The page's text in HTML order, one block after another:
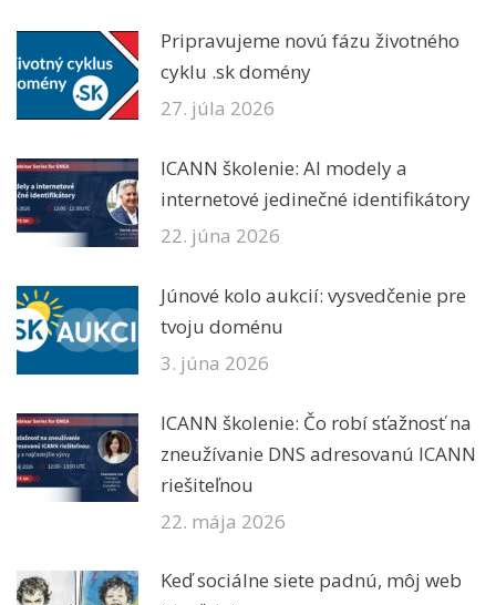
Pripravujeme novú fázu životného
cyklu .sk domény
27. júla 2026
ICANN školenie: AI modely a
internetové jedinečné identifikátory
22. júna 2026
Júnové kolo aukcií: vysvedčenie pre
tvoju doménu
3. júna 2026
ICANN školenie: Čo robí sťažnosť na
zneužívanie DNS adresovanú ICANN
riešiteľnou
22. mája 2026
Keď sociálne siete padnú, môj web